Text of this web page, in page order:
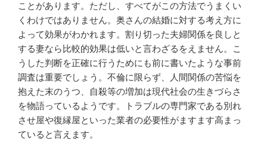
ことがあります。ただし、すべてがこの方法でうまくい
くわけではありません。奥さんの結婚に対する考え方に
よって効果がわかれます。割り切った夫婦関係を良しと
する妻なら比較的効果は低いと言わざるをえません。こ
うした判断を正確に行うためにも前に書いたような事前
調査は重要でしょう。不倫に限らず、人間関係の苦悩を
抱えた末のうつ、自殺等の増加は現代社会の生きづらさ
を物語っているようです。トラブルの専門家である別れ
させ屋や復縁屋といった業者の必要性がますます高まっ
ていると言えます。